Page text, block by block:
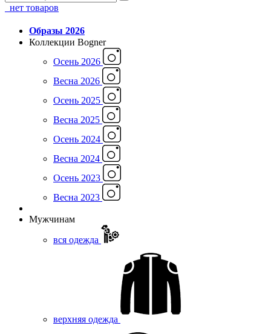
нет товаров
Образы 2026
Коллекции Bogner
Осень 2026
Весна 2026
Осень 2025
Весна 2025
Осень 2024
Весна 2024
Осень 2023
Весна 2023
Мужчинам
вся одежда
верхняя одежда